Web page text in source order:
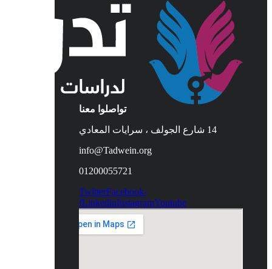
تواصلوا معنا
14 شارع الجولف ، سرايات المعادي
info@Tadwein.org
01200055721
TwitterFacebook-
fLinkedinInstagramYoutube